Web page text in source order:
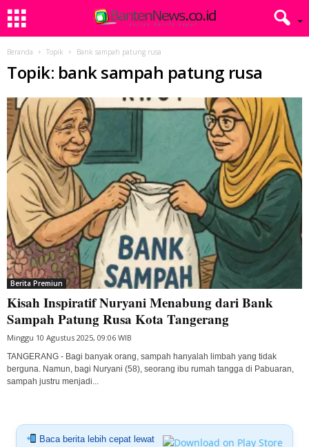
Beranda Topik Bank sampah patung rusa
Topik: bank sampah patung rusa
Berita Premiun
Kisah Inspiratif Nuryani Menabung dari Bank
Sampah Patung Rusa Kota Tangerang
Minggu 10 Agustus 2025, 09:06 WIB
TANGERANG - Bagi banyak orang, sampah hanyalah limbah yang tidak
berguna. Namun, bagi Nuryani (58), seorang ibu rumah tangga di Pabuaran,
sampah justru menjadi...
Baca berita lebih cepat lewat